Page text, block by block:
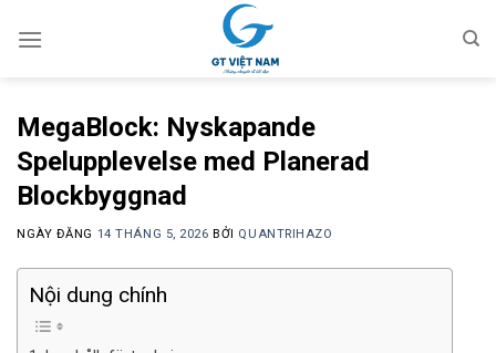
đến
MegaBlock: Nyskapande
Spelupplevelse med Planerad
Blockbyggnad
NGÀY ĐĂNG 14 THÁNG 5, 2026 BỞI QUANTRIHAZO
Nội dung chính